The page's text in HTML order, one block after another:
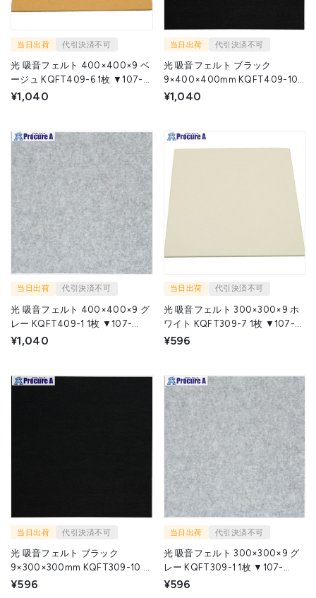
当日出荷 代引決済不可
光 吸音フェルト 400×400×9 ベ
ージュ KQFT409-6 1枚 ▼107-
7432
¥1,040
当日出荷 代引決済不可
光 吸音フェルト ブラック
9×400×400mm KQFT409-10 1
枚 ▼113-4378
¥1,040
当日出荷 代引決済不可
光 吸音フェルト 400×400×9 グ
レー KQFT409-1 1枚 ▼107-
7434
¥1,040
当日出荷 代引決済不可
光 吸音フェルト 300×300×9 ホ
ワイト KQFT309-7 1枚 ▼107-
7436
¥596
当日出荷 代引決済不可
光 吸音フェルト ブラック
9×300×300mm KQFT309-10 1
枚 ▼113-4356
¥596
当日出荷 代引決済不可
光 吸音フェルト 300×300×9 グ
レー KQFT309-1 1枚 ▼107-
7445
¥596